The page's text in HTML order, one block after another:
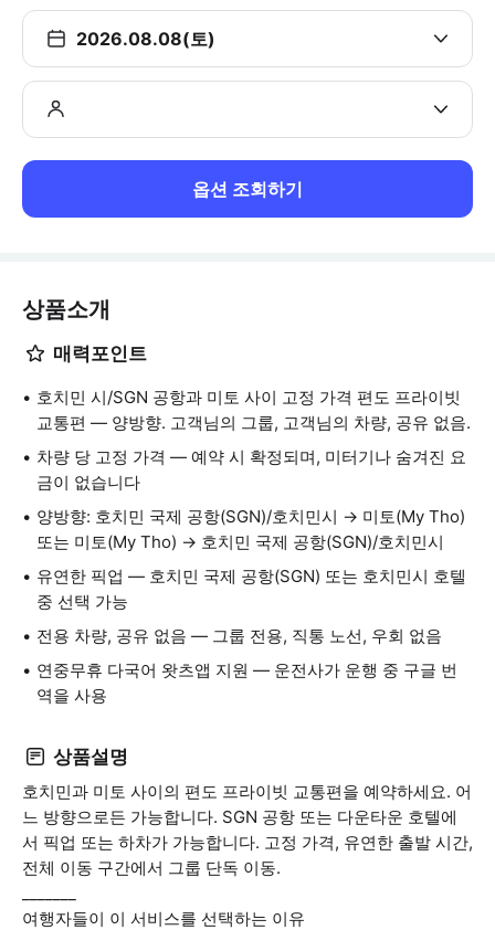
2026.08.08(토)
옵션 조회하기
상품소개
매력포인트
호치민 시/SGN 공항과 미토 사이 고정 가격 편도 프라이빗
교통편 — 양방향. 고객님의 그룹, 고객님의 차량, 공유 없음.
차량 당 고정 가격 — 예약 시 확정되며, 미터기나 숨겨진 요
금이 없습니다
양방향: 호치민 국제 공항(SGN)/호치민시 → 미토(My Tho)
또는 미토(My Tho) → 호치민 국제 공항(SGN)/호치민시
유연한 픽업 — 호치민 국제 공항(SGN) 또는 호치민시 호텔
중 선택 가능
전용 차량, 공유 없음 — 그룹 전용, 직통 노선, 우회 없음
연중무휴 다국어 왓츠앱 지원 — 운전사가 운행 중 구글 번
역을 사용
상품설명
호치민과 미토 사이의 편도 프라이빗 교통편을 예약하세요. 어
느 방향으로든 가능합니다. SGN 공항 또는 다운타운 호텔에
서 픽업 또는 하차가 가능합니다. 고정 가격, 유연한 출발 시간,
전체 이동 구간에서 그룹 단독 이동.
여행자들이 이 서비스를 선택하는 이유